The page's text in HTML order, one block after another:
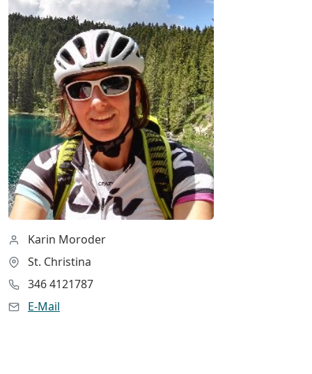
Karin Moroder
St. Christina
346 4121787
E-Mail